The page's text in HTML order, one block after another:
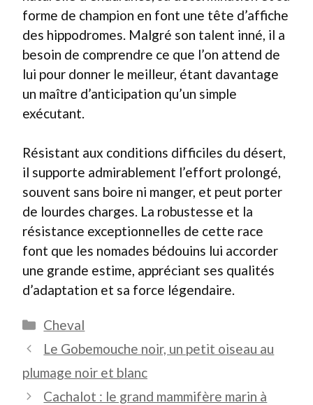
forme de champion en font une tête d’affiche
des hippodromes. Malgré son talent inné, il a
besoin de comprendre ce que l’on attend de
lui pour donner le meilleur, étant davantage
un maître d’anticipation qu’un simple
exécutant.
Résistant aux conditions difficiles du désert,
il supporte admirablement l’effort prolongé,
souvent sans boire ni manger, et peut porter
de lourdes charges. La robustesse et la
résistance exceptionnelles de cette race
font que les nomades bédouins lui accorder
une grande estime, appréciant ses qualités
d’adaptation et sa force légendaire.
Catégories
Cheval
Le Gobemouche noir, un petit oiseau au
plumage noir et blanc
Cachalot : le grand mammifère marin à